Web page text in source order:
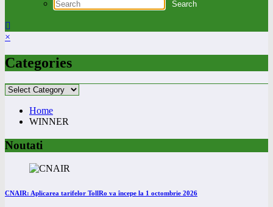
×
Categories
Categories
Home
WINNER
Noutati
CNAIR: Aplicarea tarifelor TollRo va începe la 1 octombrie 2026